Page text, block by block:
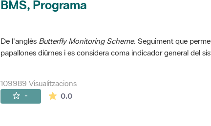
BMS, Programa
De l'anglès Butterfly Monitoring Scheme. Seguiment que
papallones diürnes i es considera coma indicador general del
109989 Visualitzacions
- 0.0La mitjana de les valoracions és de 0